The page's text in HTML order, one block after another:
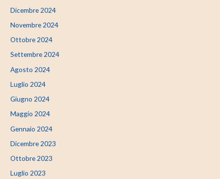
Dicembre 2024
Novembre 2024
Ottobre 2024
Settembre 2024
Agosto 2024
Luglio 2024
Giugno 2024
Maggio 2024
Gennaio 2024
Dicembre 2023
Ottobre 2023
Luglio 2023